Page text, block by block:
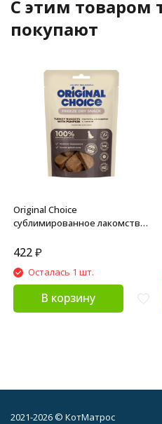
C этим товаром
покупают
Original Choice
сублимированное лакомство
пород наггетсы из индейки с
422₽
Осталась 1 шт.
В корзину
2021-2026 © КотМатрос